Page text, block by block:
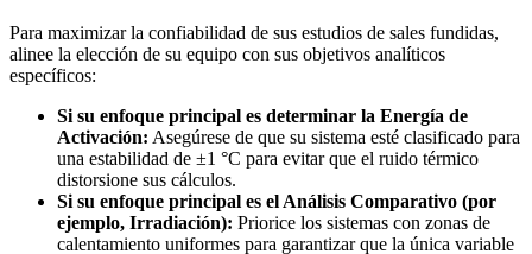
Para maximizar la confiabilidad de sus estudios de sales fundidas,
alinee la elección de su equipo con sus objetivos analíticos
específicos:
Si su enfoque principal es determinar la Energía de
Activación: Asegúrese de que su sistema esté clasificado para
una estabilidad de ±1 °C para evitar que el ruido térmico
distorsione sus cálculos.
Si su enfoque principal es el Análisis Comparativo (por
ejemplo, Irradiación): Priorice los sistemas con zonas de
calentamiento uniformes para garantizar que la única variable